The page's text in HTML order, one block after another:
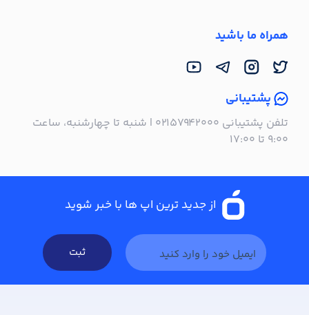
همراه ما باشید
پشتیبانی
تلفن پشتیبانی ۰۲۱۵۷۹۴۲۰۰۰ | شنبه تا چهارشنبه، ساعت
۹:۰۰ تا ۱۷:۰۰
از جدید ترین اپ ها با خبر شوید
ثبت